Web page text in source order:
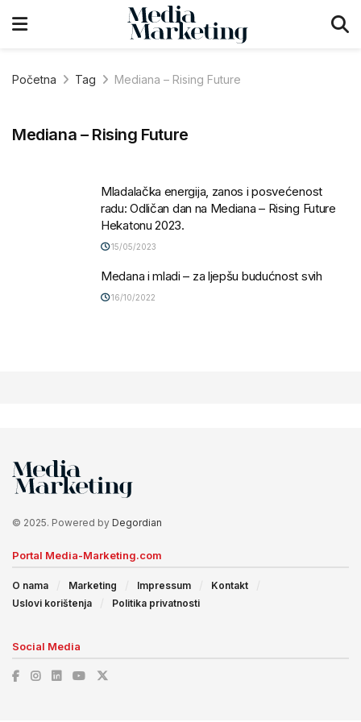
Početna Tag Mediana – Rising Future
Mediana – Rising Future
Mladalačka energija, zanos i posvećenost
radu: Odličan dan na Mediana – Rising Future
Hekatonu 2023.
15/05/2023
Medana i mladi – za ljepšu budućnost svih
16/10/2022
© 2025. Powered by Degordian
Portal Media-Marketing.com
O nama Marketing Impressum
Kontakt
Uslovi korištenja
Politika privatnosti
Social Media